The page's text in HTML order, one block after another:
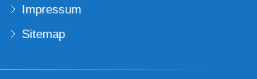
Impressum
Sitemap